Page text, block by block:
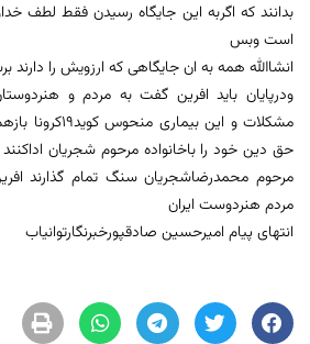
بدانند که اگربه این جایگاه رسیدن فقط لطف
است وبس
انشاالله همه به ان جایگاهی که ارزویش را دارند
ودرپایان باید افرین گفت به مردم و
مشکلات و این
حق دین خود را باخانواده مرحوم شجریان اداکنند
مرحوم محمدرضاشجریان سنگ تمام گذارند
مردم هنردوست ایران
انتهای پیام امیرحسین صادقپورخبرنگارتوانیاب